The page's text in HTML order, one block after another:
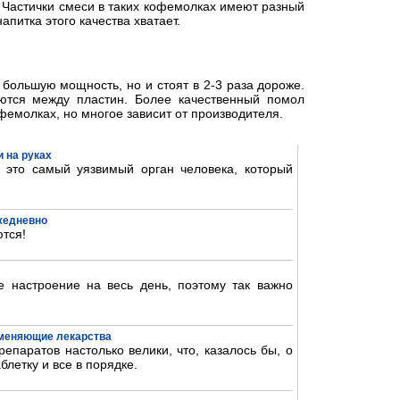
Частички смеси в таких кофемолках имеют разный
этого качества хватает.
мощность, но и стоят в 2-3 раза дороже.
между пластин. Более качественный помол
но многое зависит от производителя.
на руках
самый уязвимый орган человека, который
на весь день, поэтому так важно
лекарства
настолько велики, что, казалось бы, о
и все в порядке.